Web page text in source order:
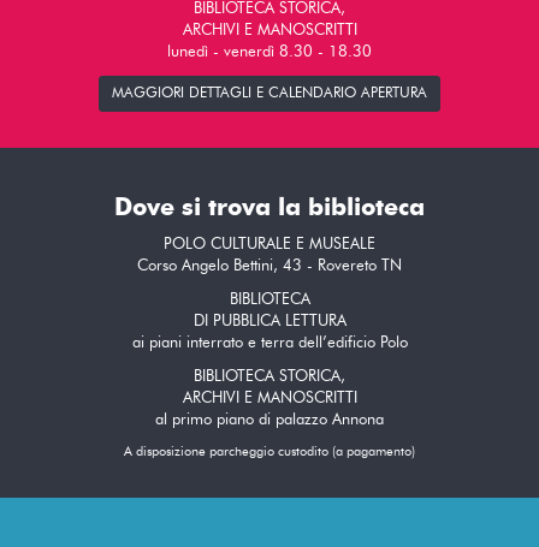
BIBLIOTECA STORICA,
ARCHIVI E MANOSCRITTI
lunedì - venerdì 8.30 - 18.30
MAGGIORI DETTAGLI E CALENDARIO APERTURA
Dove si trova la biblioteca
POLO CULTURALE E MUSEALE
Corso Angelo Bettini, 43 - Rovereto TN
BIBLIOTECA
DI PUBBLICA LETTURA
ai piani interrato e terra dell’edificio Polo
BIBLIOTECA STORICA,
ARCHIVI E MANOSCRITTI
al primo piano di palazzo Annona
A disposizione parcheggio custodito (a pagamento)